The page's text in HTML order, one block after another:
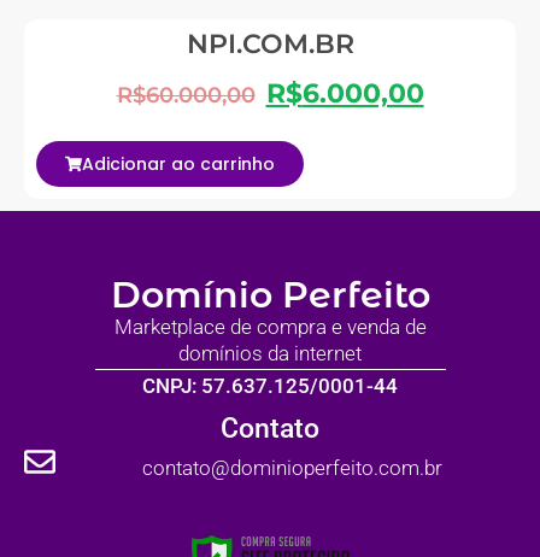
NPI.COM.BR
R$60.000,00 R$6.000,00
Adicionar ao carrinho
Domínio Perfeito
Marketplace de compra e venda de
domínios da internet
CNPJ: 57.637.125/0001-44
Contato
contato@dominioperfeito.com.br